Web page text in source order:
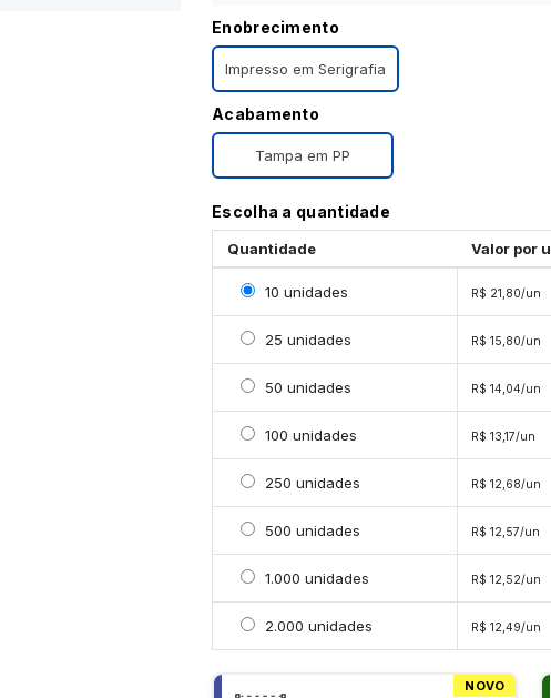
Enobrecimento
Impresso em Serigrafia
Acabamento
Tampa em PP
Escolha a quantidade
Quantidade Valor por
Selecionar 10 unidades
10 unidades R$ 21,80/un
Selecionar 25 unidades
25 unidades R$ 15,80/un
Selecionar 50 unidades
50 unidades R$ 14,04/un
Selecionar 100 unidades
100 unidades R$ 13,17/un
Selecionar 250 unidades
250 unidades R$ 12,68/un
Selecionar 500 unidades
500 unidades R$ 12,57/un
Selecionar 1000 unidades
1.000 unidades R$ 12,52/un
Selecionar 2000 unidades
2.000 unidades R$ 12,49/un
NOVO